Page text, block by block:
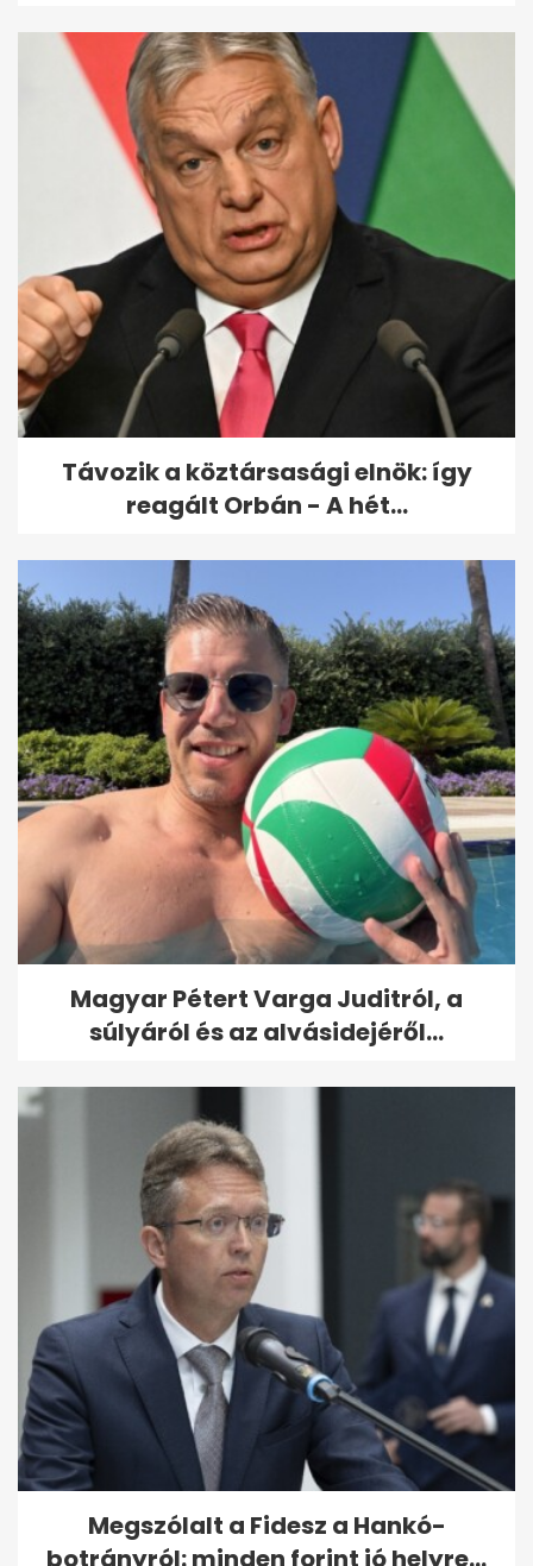
Távozik a köztársasági elnök: így
reagált Orbán - A hét...
Magyar Pétert Varga Juditról, a
súlyáról és az alvásidejéről...
Megszólalt a Fidesz a Hankó-
botrányról: minden forint jó helyre...